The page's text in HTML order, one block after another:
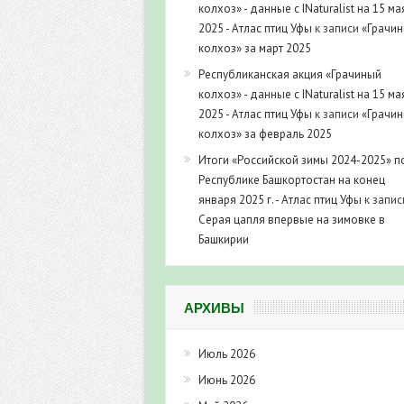
колхоз» - данные с INaturalist на 15
2025 - Атлас птиц Уфы к записи
колхоз» за март 2025
Республиканская акция «Грачиный
колхоз» - данные с INaturalist на 15
2025 - Атлас птиц Уфы к записи
колхоз» за февраль 2025
Итоги «Российской зимы 2024-2025»
Республике Башкортостан на конец
января 2025 г. - Атлас птиц Уфы к
Серая цапля впервые на зимовке в
Башкирии
АРХИВЫ
Июль 2026
Июнь 2026